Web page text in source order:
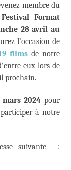
membre du
Format
28 avril au
l’occasion de
films de notre
eux lors de
prochain.
mars 2024 pour
à notre
suivante :